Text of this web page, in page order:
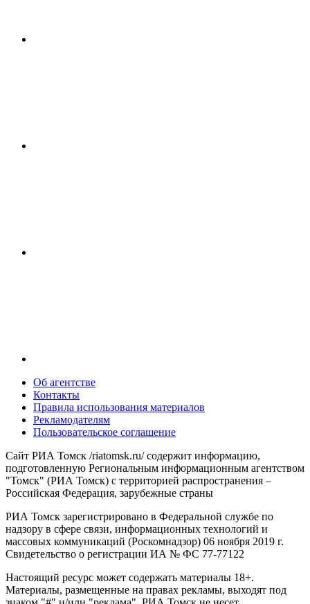
Об агентстве
Контакты
Правила использования материалов
Рекламодателям
Пользовательское соглашение
Сайт РИА Томск /riatomsk.ru/ содержит информацию,
подготовленную Региональным информационным агентством
"Томск" (РИА Томск) с территорией распространения –
Российская Федерация, зарубежные страны
РИА Томск зарегистрировано в Федеральной службе по
надзору в сфере связи, информационных технологий и
массовых коммуникаций (Роскомнадзор) 06 ноября 2019 г.
Свидетельство о регистрации ИА № ФС 77-77122
Настоящий ресурс может содержать материалы 18+.
Материалы, размещенные на правах рекламы, выходят под